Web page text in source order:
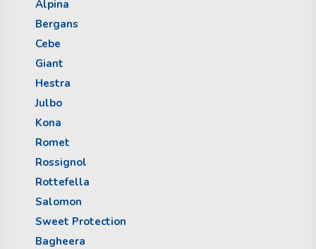
Alpina
Bergans
Cebe
Giant
Hestra
Julbo
Kona
Romet
Rossignol
Rottefella
Salomon
Sweet Protection
Bagheera